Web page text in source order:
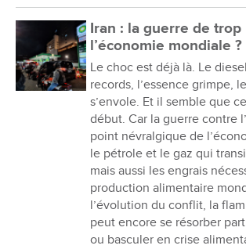
Iran : la guerre de trop
l’économie mondiale ?
Le choc est déjà là. Le
records, l’essence grimpe,
s’envole. Et il semble que
début. Car la guerre contre
point névralgique de
le pétrole et le gaz qui
mais aussi les engrais
production alimentaire
l’évolution du conflit, la
peut encore se résorber
ou basculer en crise